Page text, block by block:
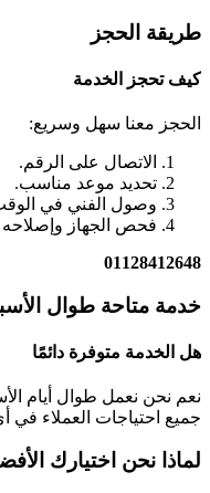
طريقة الحجز
كيف تحجز الخدمة
الحجز معنا سهل وسريع:
الاتصال على الرقم.
تحديد موعد مناسب.
وصول الفني في
فحص الجهاز وإصلاحه
01128412648
خدمة متاحة طوال
هل الخدمة متوفرة دائمًا
نعم نحن نعمل طوال أيام
جميع احتياجات العملاء في
لماذا نحن اختيارك